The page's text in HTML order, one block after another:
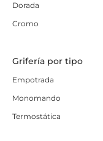
Dorada
Cromo
Grifería por tipo
Empotrada
Monomando
Termostática